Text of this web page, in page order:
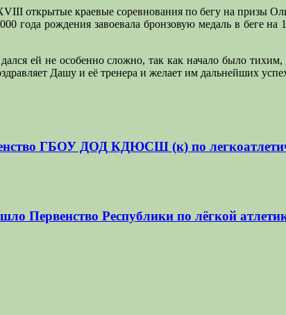
открытые краевые соревнования по бегу на призы
рождения завоевала бронзовую медаль в беге на
ей не особенно сложно, так как начало было
Дашу и её тренера и желает им дальнейших
ГБОУ ДОД КДЮСШ (к) по
Первенство Республики по лёгкой